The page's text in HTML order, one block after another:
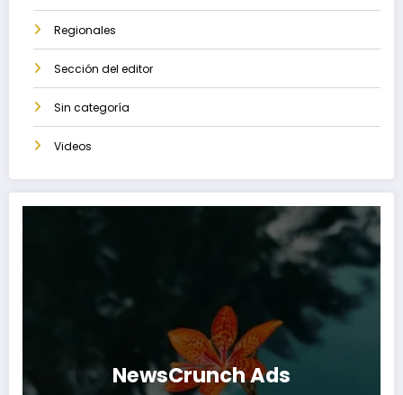
Regionales
Sección del editor
Sin categoría
Videos
NewsCrunch Ads